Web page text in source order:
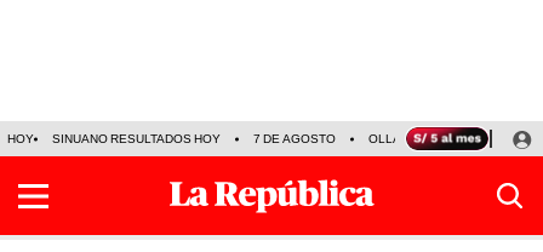
HOY SINUANO RESULTADOS HOY 7 DE AGOSTO OLLANTA HUMALA